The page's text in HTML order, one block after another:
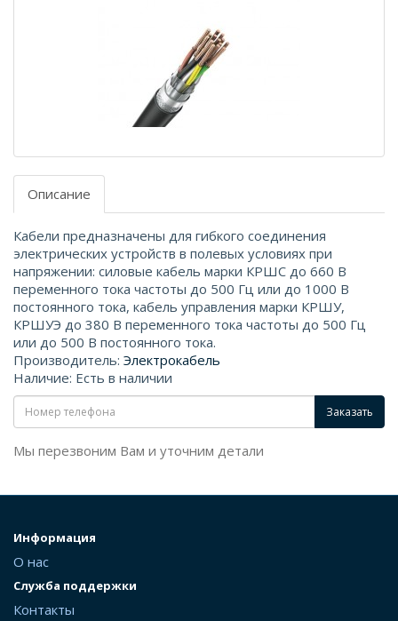
Описание
Кабели предназначены для гибкого соединения
электрических устройств в полевых условиях при
напряжении: силовые кабель марки КРШС до 660 В
переменного тока частоты до 500 Гц или до 1000 В
постоянного тока, кабель управления марки КРШУ,
КРШУЭ до 380 В переменного тока частоты до 500 Гц
или до 500 В постоянного тока.
Производитель: Электрокабель
Наличие: Есть в наличии
Заказать
Мы перезвоним Вам и уточним детали
Информация
О нас
Служба поддержки
Контакты